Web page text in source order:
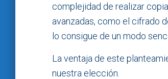
complejidad de realizar
avanzadas, como el cifrado
lo consigue de un modo
La ventaja de este
nuestra elección.